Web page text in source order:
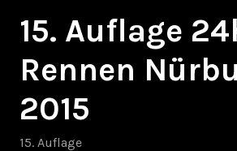
15. Auflage
Rennen
2015
15. Auflage